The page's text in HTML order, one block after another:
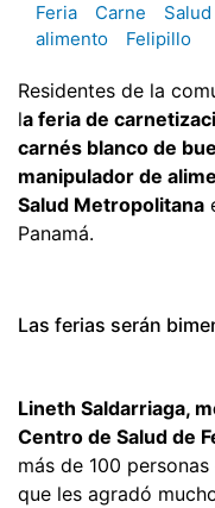
Feria Carne Salud
alimento
Felipillo
Residentes de la
la feria de
carnés blanco de
manipulador de
Salud Metropolitana
Panamá.
Las ferias serán
Lineth Saldarriaga,
Centro de Salud de
más de 100
que les agradó